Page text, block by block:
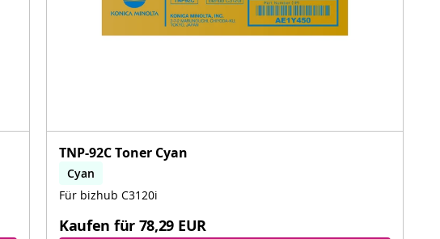
TNP-92C Toner Cyan
Cyan
Für bizhub C3120i
Kaufen für 78,29 EUR